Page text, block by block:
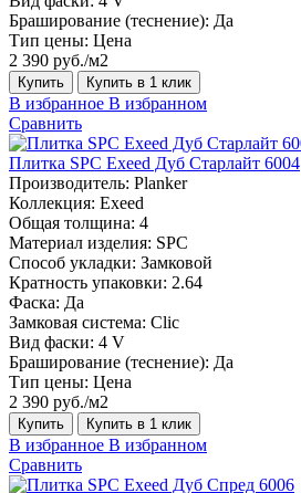
Браширование (теснение): Да
Тип цены: Цена
2 390 руб./м2
Купить Купить в 1 клик
В избранное В избранном
Сравнить
Плитка SPC Exeed Дуб Старлайт 6004
Производитель: Planker
Коллекция: Exeed
Общая толщина: 4
Материал изделия: SPC
Способ укладки: Замковой
Кратность упаковки: 2.64
Фаска: Да
Замковая система: Сlic
Вид фаски: 4 V
Браширование (теснение): Да
Тип цены: Цена
2 390 руб./м2
Купить Купить в 1 клик
В избранное В избранном
Сравнить